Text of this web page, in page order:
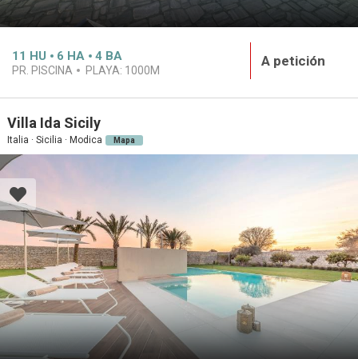
11 HU 6 HA 4 BA
PR. PISCINA PLAYA: 1000M
A petición
Villa Ida Sicily
Italia · Sicilia · Modica Mapa